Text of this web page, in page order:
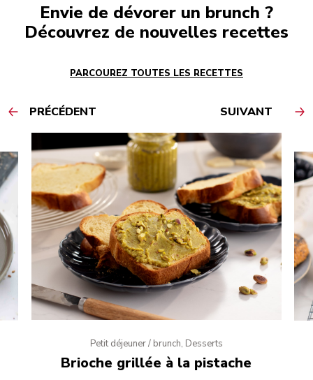
Envie de dévorer un brunch ?
Découvrez de nouvelles recettes
PARCOUREZ TOUTES LES RECETTES
PRÉCÉDENT SUIVANT
Petit déjeuner / brunch, Desserts
Brioche grillée à la pistache